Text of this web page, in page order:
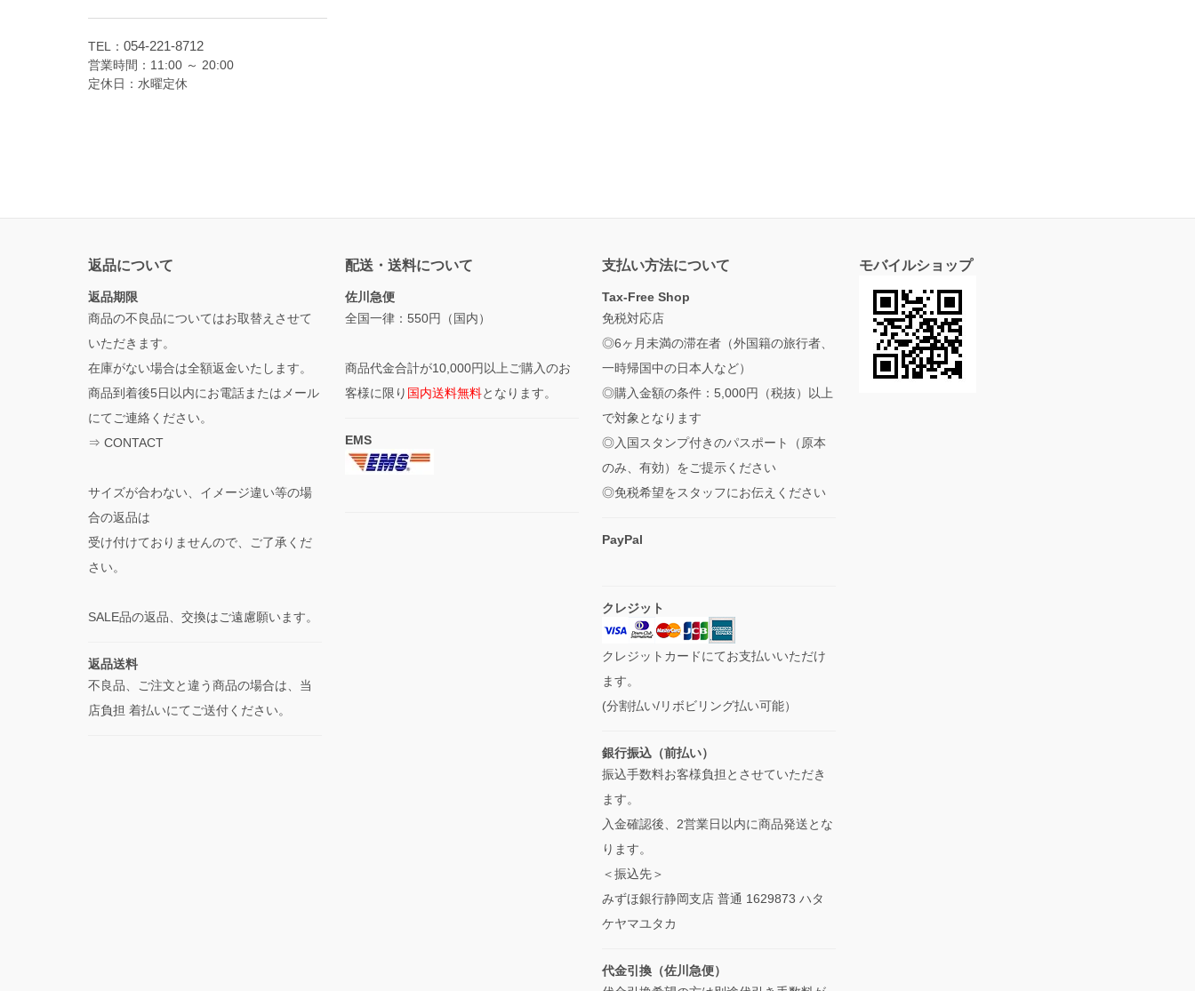
TEL： 054-221-8712
営業時間：11:00 ～ 20:00
定休日：水曜定休
返品について
返品期限
商品の不良品についてはお取替えさせて
いただきます。
在庫がない場合は全額返金いたします。
商品到着後5日以内にお電話またはメール
にてご連絡ください。
⇒ CONTACT
サイズが合わない、イメージ違い等の場
合の返品は
受け付けておりませんので、ご了承くだ
さい。
SALE品の返品、交換はご遠慮願います。
返品送料
不良品、ご注文と違う商品の場合は、当
店負担 着払いにてご送付ください。
配送・送料について
佐川急便
全国一律：550円（国内）
商品代金合計が10,000円以上ご購入のお
客様に限り 国内送料無料となります。
EMS
支払い方法について
Tax-Free Shop
免税対応店
◎6ヶ月未満の滞在者（外国籍の旅行者、
一時帰国中の日本人など）
◎購入金額の条件：5,000円（税抜）以上
で対象となります
◎入国スタンプ付きのパスポート（原本
のみ、有効）をご提示ください
◎免税希望をスタッフにお伝えください
PayPal
クレジット
クレジットカードにてお支払いいただけ
ます。
(分割払い/リボビリング払い可能）
銀行振込（前払い）
振込手数料お客様負担とさせていただき
ます。
入金確認後、2営業日以内に商品発送とな
ります。
＜振込先＞
みずほ銀行静岡支店 普通 1629873 ハタ
ケヤマユタカ
代金引換（佐川急便）
モバイルショップ